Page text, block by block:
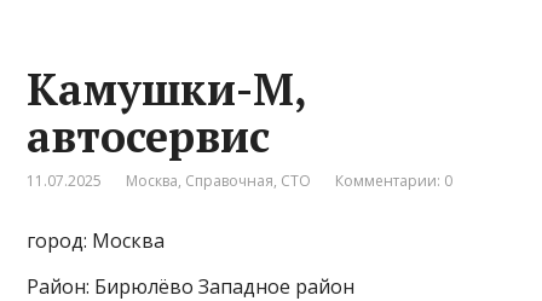
Камушки-М,
автосервис
11.07.2025 Москва, Справочная, СТО Комментарии: 0
город: Москва
Район: Бирюлёво Западное район